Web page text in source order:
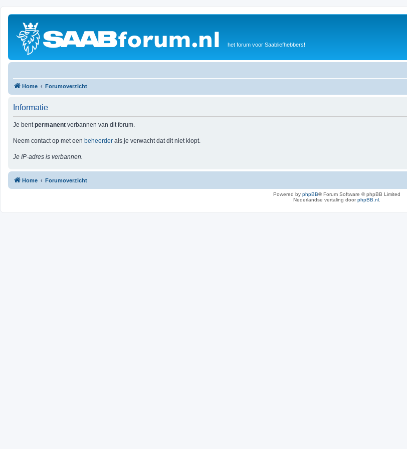
het forum voor Saabliefhebbers!
Home Forumoverzicht
Informatie
Je bentpermanent verbannen van dit forum.
Neem contact op met een beheerder als je verwacht dat dit niet klopt.
Je IP-adres is verbannen.
Home Forumoverzicht
Powered by phpBB® Forum Software © phpBB Limited
Nederlandse vertaling doorphpBB.nl